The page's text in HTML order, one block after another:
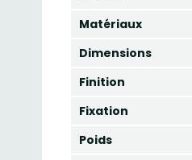
Matériaux
Dimensions
Finition
Fixation
Poids